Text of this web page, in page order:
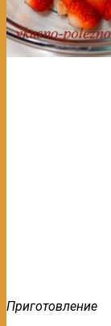
Приготовление